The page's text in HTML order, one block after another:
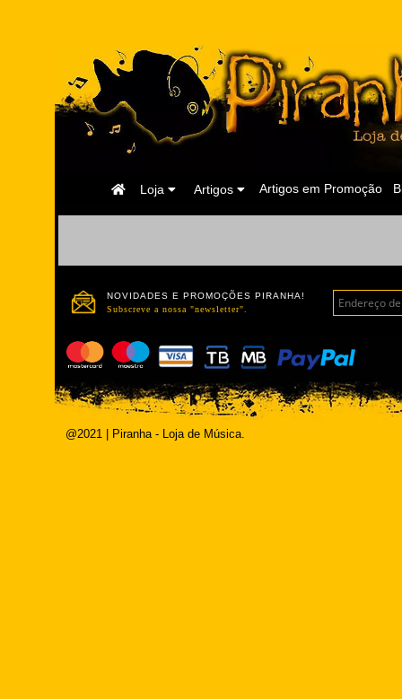
Artigos em Promoção
Artigos
Loja
Página
NOVIDADES E PROMOÇÕES PIRANHA!
Subscreve a nossa "newsletter".
@2021 | Piranha - Loja de Música.